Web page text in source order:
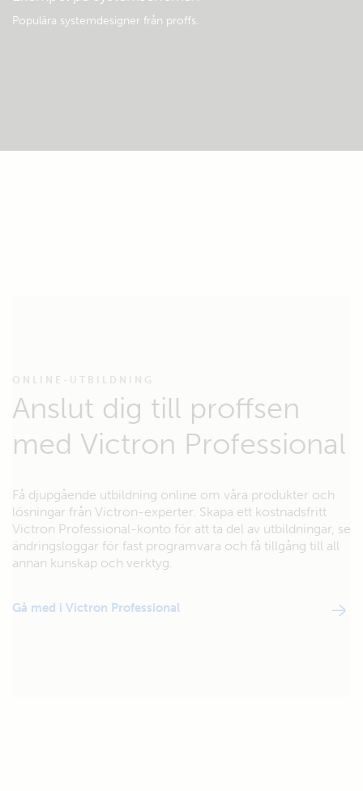
Populära systemdesigner från proffs.
ONLINE-UTBILDNING
Anslut dig till proffsen
med Victron Professional
Få djupgående utbildning online om våra produkter och
lösningar från Victron-experter. Skapa ett kostnadsfritt
Victron Professional-konto för att ta del av utbildningar, se
ändringsloggar för fast programvara och få tillgång till all
annan kunskap och verktyg.
Gå med i Victron Professional